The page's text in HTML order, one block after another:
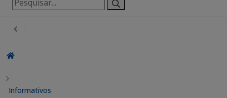
por:
Informativos